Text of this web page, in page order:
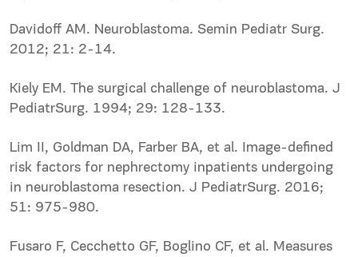
Davidoff AM. Neuroblastoma. Semin Pediatr Surg.
2012; 21: 2-14.
Kiely EM. The surgical challenge of neuroblastoma. J
PediatrSurg. 1994; 29: 128-133.
Lim II, Goldman DA, Farber BA, et al. Image-defined
risk factors for nephrectomy inpatients undergoing
in neuroblastoma resection. J PediatrSurg. 2016;
51: 975-980.
Fusaro F, Cecchetto GF, Boglino CF, et al. Measures